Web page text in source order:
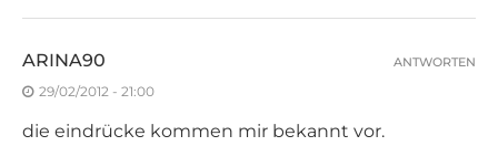
ARINA90
29/02/2012 - 21:00
die eindrücke kommen mir bekannt vor.
ANTWORTEN